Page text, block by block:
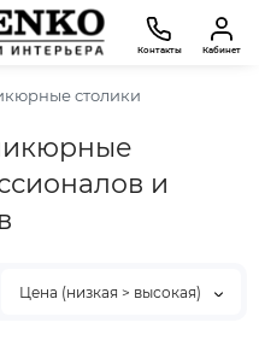
Контакты Кабинет
столики
и
Цена (низкая > высокая)